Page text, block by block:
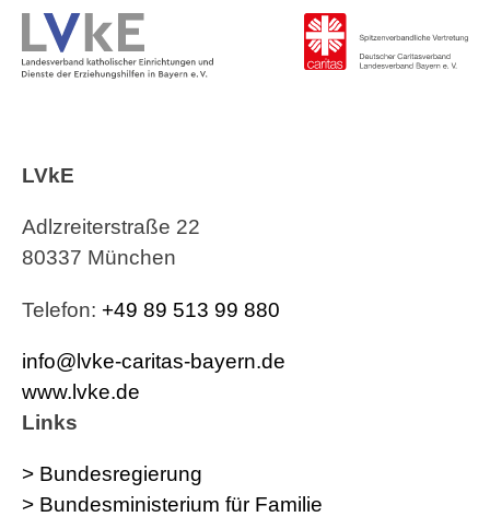
LVkE
Adlzreiterstraße 22
80337 München
Telefon: +49 89 513 99 880
info@lvke-caritas-bayern.de
www.lvke.de
Links
> Bundesregierung
> Bundesministerium für Familie